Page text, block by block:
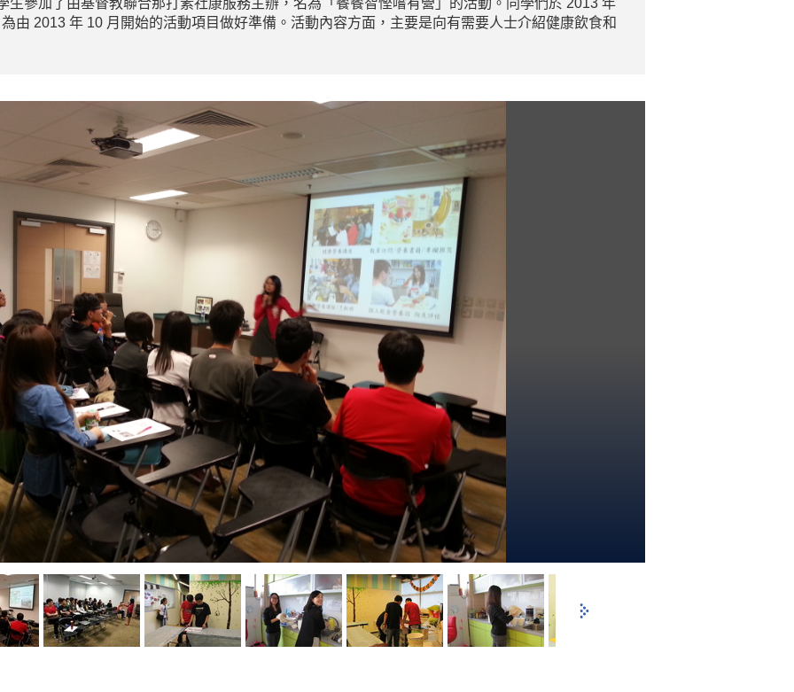
生參加了由基督教聯合那打素社康服務主辦，名為「餐餐智慳嚐有營」的活動。同學們於 2013 年
由 2013 年 10 月開始的活動項目做好準備。活動內容方面，主要是向有需要人士介紹健康飲食和